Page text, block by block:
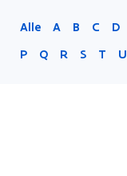
Alle A B C D
P
Q R S T U